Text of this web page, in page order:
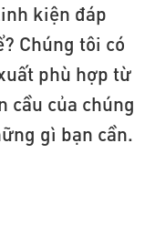
kiện đáp
Chúng tôi có
phù hợp từ
cầu của chúng
gì bạn cần.